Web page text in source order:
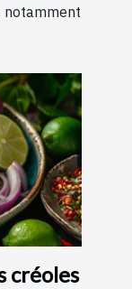
notamment
créoles